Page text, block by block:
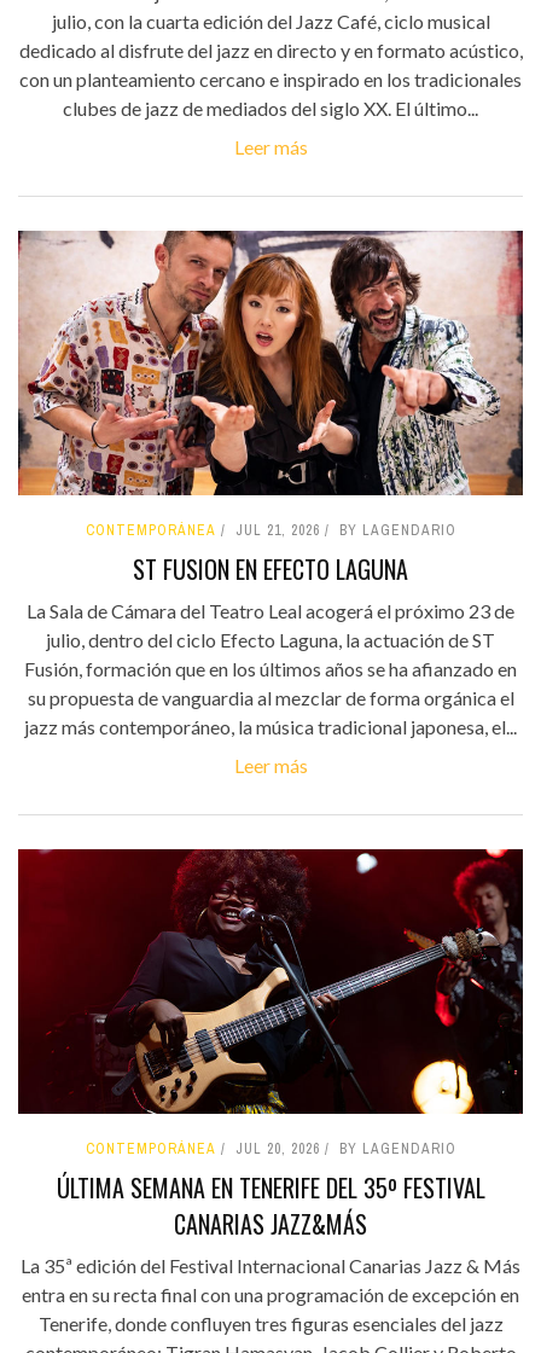
julio, con la cuarta edición del Jazz Café, ciclo musical
dedicado al disfrute del jazz en directo y en formato acústico,
con un planteamiento cercano e inspirado en los tradicionales
clubes de jazz de mediados del siglo XX. El último...
Leer más
CONTEMPORÁNEA JUL 21, 2026 BY LAGENDARIO
ST FUSION EN EFECTO LAGUNA
La Sala de Cámara del Teatro Leal acogerá el próximo 23 de
julio, dentro del ciclo Efecto Laguna, la actuación de ST
Fusión, formación que en los últimos años se ha afianzado en
su propuesta de vanguardia al mezclar de forma orgánica el
jazz más contemporáneo, la música tradicional japonesa, el...
Leer más
CONTEMPORÁNEA JUL 20, 2026 BY LAGENDARIO
ÚLTIMA SEMANA EN TENERIFE DEL 35º FESTIVAL
CANARIAS JAZZ&MÁS
La 35ª edición del Festival Internacional Canarias Jazz & Más
entra en su recta final con una programación de excepción en
Tenerife, donde confluyen tres figuras esenciales del jazz